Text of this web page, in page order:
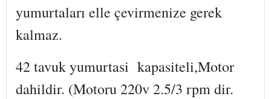
yumurtaları elle çevirmenize gerek
kalmaz.
42 tavuk yumurtasi kapasiteli,Motor
dahildir. (Motoru 220v 2.5/3 rpm dir.